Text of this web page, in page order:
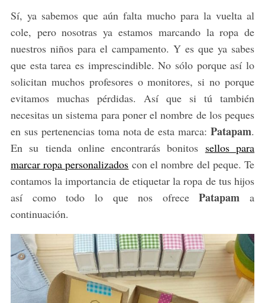
Sí, ya sabemos que aún falta mucho para la vuelta al
cole, pero nosotras ya estamos marcando la ropa de
nuestros niños para el campamento. Y es que ya sabes
que esta tarea es imprescindible. No sólo porque así lo
solicitan muchos profesores o monitores, si no porque
evitamos muchas pérdidas. Así que si tú también
necesitas un sistema para poner el nombre de los peques
en sus pertenencias toma nota de esta marca:Patapam.
En su tienda online encontrarás bonitos sellos para
marcar ropa personalizados con el nombre del peque. Te
contamos la importancia de etiquetar la ropa de tus hijos
así como todo lo que nos ofrecePatapam a
continuación.